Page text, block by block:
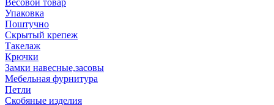
Весовой товар
Упаковка
Поштучно
Скрытый крепеж
Такелаж
Крючки
Замки навесные,засовы
Мебельная фурнитура
Петли
Скобяные изделия